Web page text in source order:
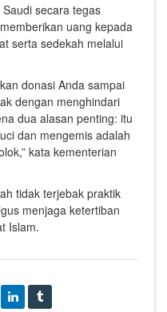
secara tegas
uang kepada
serta sedekah melalui
donasi Anda sampai
dengan menghindari
dua alasan penting: itu
dan mengemis adalah
kata kementerian
tidak terjebak praktik
menjaga ketertiban
Islam.